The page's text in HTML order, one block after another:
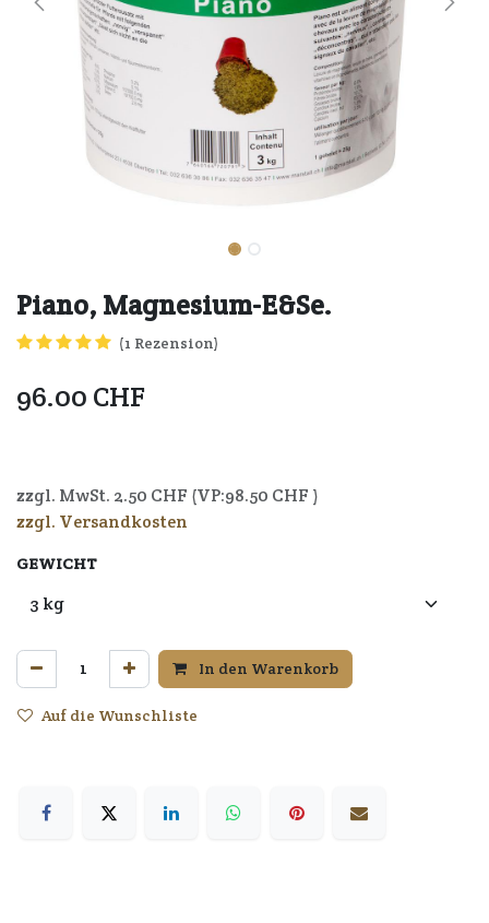
Piano, Magnesium-E&Se.
(1 Rezension)
96.00 CHF
zzgl. MwSt. 2.50 CHF (VP:98.50 CHF )
zzgl. Versandkosten
GEWICHT
In den Warenkorb
Auf die Wunschliste